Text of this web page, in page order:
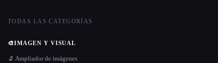
TODAS LAS CATEGORÍAS
🎨IMAGEN Y VISUAL
🔬 Ampliador de imágenes